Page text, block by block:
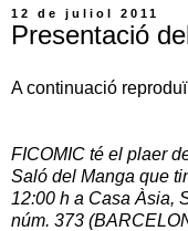
12 de juliol 2011
Presentació
A continuació
FICOMIC té el plaer
Saló del Manga que
12:00 h a Casa Àsia,
núm. 373